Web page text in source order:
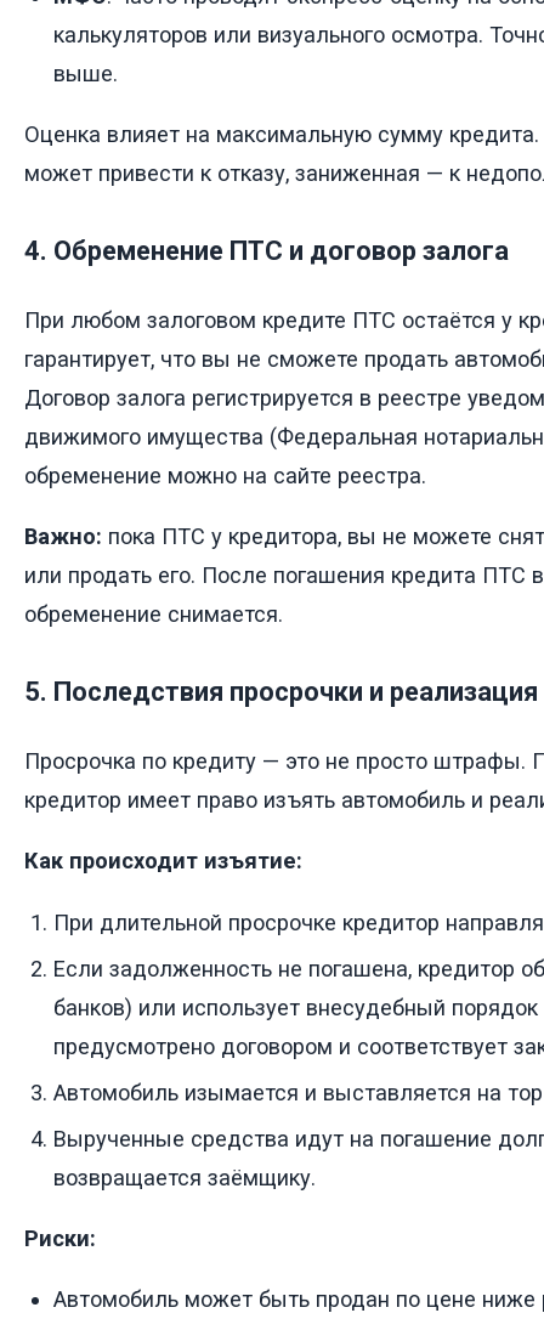
калькуляторов или визуального осмотра.
выше.
Оценка влияет на максимальную сумму
может привести к отказу, заниженная — к
4. Обременение ПТС и договор залога
При любом залоговом кредите ПТС остаётся у
гарантирует, что вы не сможете продать
Договор залога регистрируется в реестре
движимого имущества (Федеральная
обременение можно на сайте реестра.
Важно: пока ПТС у кредитора, вы не можете
или продать его. После погашения кредита ПТС
обременение снимается.
5. Последствия просрочки и реализация
Просрочка по кредиту — это не просто штрафы.
кредитор имеет право изъять автомобиль и
Как происходит изъятие:
При длительной просрочке кредитор
Если задолженность не погашена, кредитор
банков) или использует внесудебный
предусмотрено договором и соответствует
Автомобиль изымается и выставляется на
Вырученные средства идут на погашение
возвращается заёмщику.
Риски:
Автомобиль может быть продан по цене ниже